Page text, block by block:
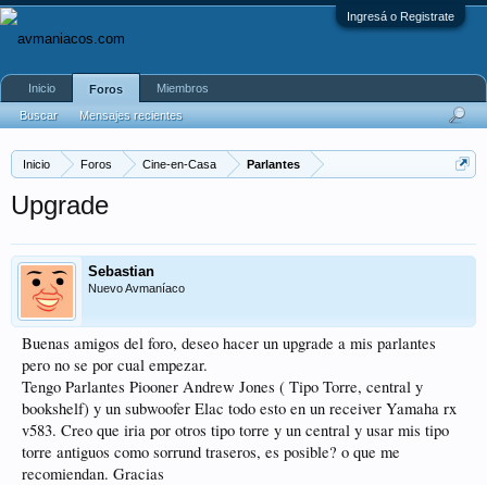
Ingresá o Registrate
Inicio Foros Cine-en-Casa Parlantes
Upgrade
Sebastian
Nuevo Avmaníaco
Buenas amigos del foro, deseo hacer un upgrade a mis parlantes
pero no se por cual empezar.
Tengo Parlantes Piooner Andrew Jones ( Tipo Torre, central y
bookshelf) y un subwoofer Elac todo esto en un receiver Yamaha rx
v583. Creo que iria por otros tipo torre y un central y usar mis tipo
torre antiguos como sorrund traseros, es posible? o que me
recomiendan. Gracias
Inicio
Foros
Buscar
Mensajes recientes
Miembros